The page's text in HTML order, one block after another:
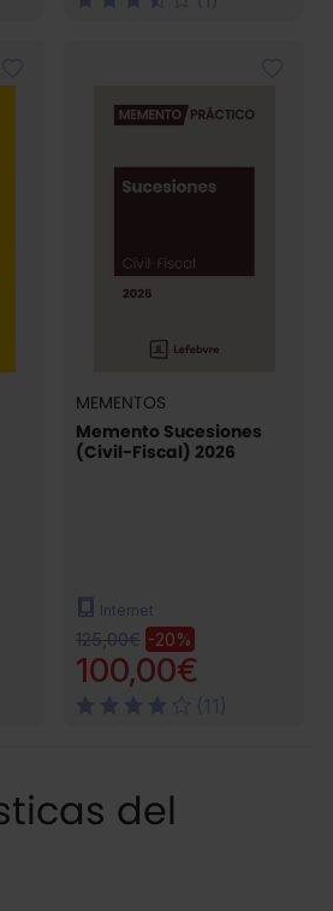
MEMENTOS
Memento Sucesiones
(Civil-Fiscal) 2026
Internet
125,00€ -20%
100,00€
del